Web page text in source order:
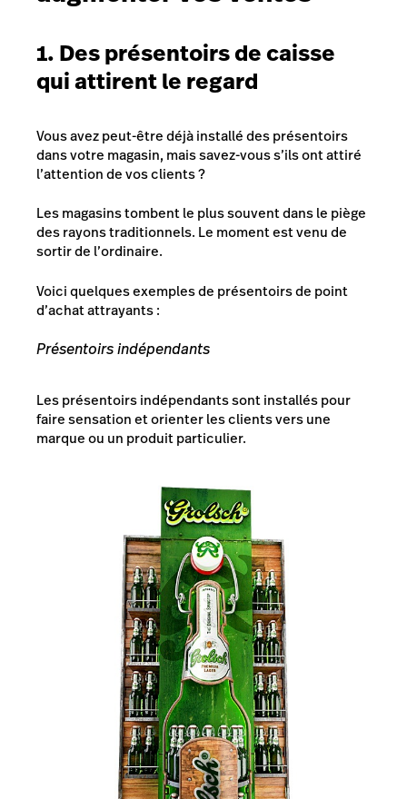
1. Des présentoirs de caisse
qui attirent le regard
Vous avez peut-être déjà installé des présentoirs
dans votre magasin, mais savez-vous s’ils ont attiré
l’attention de vos clients ?
Les magasins tombent le plus souvent dans le piège
des rayons traditionnels. Le moment est venu de
sortir de l’ordinaire.
Voici quelques exemples de présentoirs de point
d’achat attrayants :
Présentoirs indépendants
Les présentoirs indépendants sont installés pour
faire sensation et orienter les clients vers une
marque ou un produit particulier.